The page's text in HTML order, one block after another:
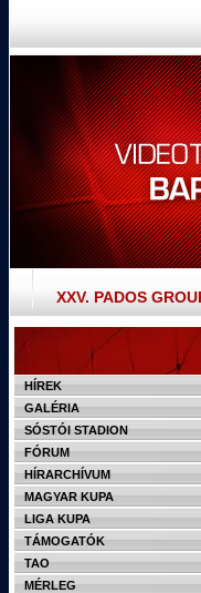
XXV. PADOS
HÍREK
GALÉRIA
SÓSTÓI STADION
FÓRUM
HÍRARCHÍVUM
MAGYAR KUPA
LIGA KUPA
TÁMOGATÓK
TAO
MÉRLEG